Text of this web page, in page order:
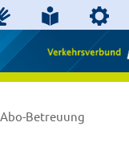
Abo-Betreuung